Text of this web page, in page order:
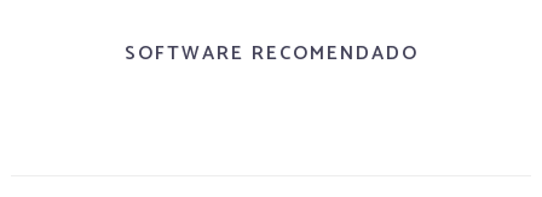
SOFTWARE RECOMENDADO